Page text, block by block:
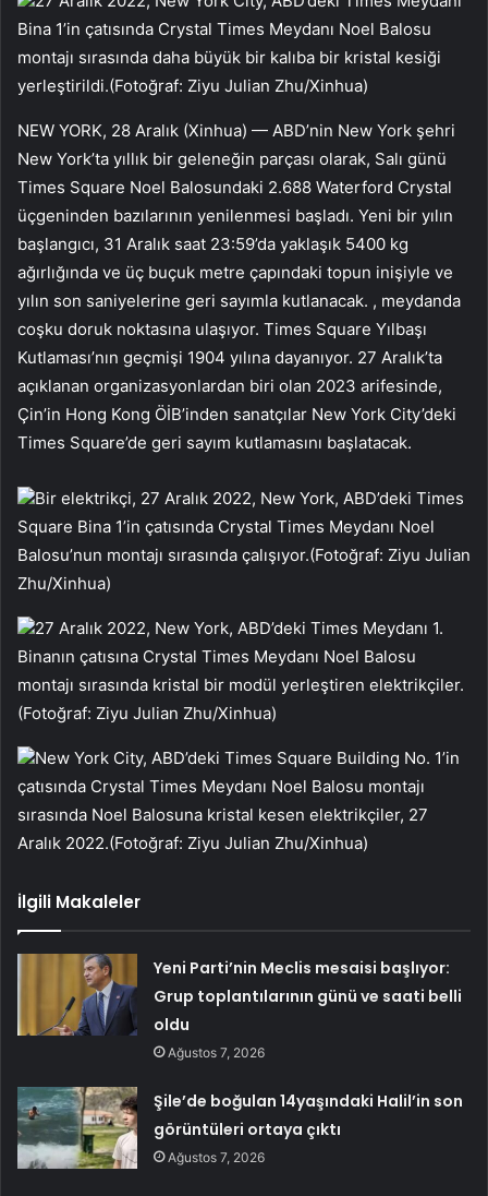
Bina 1’in çatısında Crystal Times Meydanı Noel Balosu
montajı sırasında daha büyük bir kalıba bir kristal kesiği
yerleştirildi.(Fotoğraf: Ziyu Julian Zhu/Xinhua)
NEW YORK, 28 Aralık (Xinhua) — ABD’nin New York şehri
New York’ta yıllık bir geleneğin parçası olarak, Salı günü
Times Square Noel Balosundaki 2.688 Waterford Crystal
üçgeninden bazılarının yenilenmesi başladı. Yeni bir yılın
başlangıcı, 31 Aralık saat 23:59’da yaklaşık 5400 kg
ağırlığında ve üç buçuk metre çapındaki topun inişiyle ve
yılın son saniyelerine geri sayımla kutlanacak. , meydanda
coşku doruk noktasına ulaşıyor. Times Square Yılbaşı
Kutlaması’nın geçmişi 1904 yılına dayanıyor. 27 Aralık’ta
açıklanan organizasyonlardan biri olan 2023 arifesinde,
Çin’in Hong Kong ÖİB’inden sanatçılar New York City’deki
Times Square’de geri sayım kutlamasını başlatacak.
Bir elektrikçi, 27 Aralık 2022, New York, ABD’deki Times
Square Bina 1’in çatısında Crystal Times Meydanı Noel
Balosu’nun montajı sırasında çalışıyor.(Fotoğraf: Ziyu Julian
Zhu/Xinhua)
27 Aralık 2022, New York, ABD’deki Times Meydanı 1.
Binanın çatısına Crystal Times Meydanı Noel Balosu
montajı sırasında kristal bir modül yerleştiren elektrikçiler.
(Fotoğraf: Ziyu Julian Zhu/Xinhua)
New York City, ABD’deki Times Square Building No. 1’in
çatısında Crystal Times Meydanı Noel Balosu montajı
sırasında Noel Balosuna kristal kesen elektrikçiler, 27
Aralık 2022.(Fotoğraf: Ziyu Julian Zhu/Xinhua)
İlgili Makaleler
Yeni Parti’nin Meclis mesaisi başlıyor:
Grup toplantılarının günü ve saati belli
oldu
Ağustos 7, 2026
Şile’de boğulan 14yaşındaki Halil’in son
görüntüleri ortaya çıktı
Ağustos 7, 2026